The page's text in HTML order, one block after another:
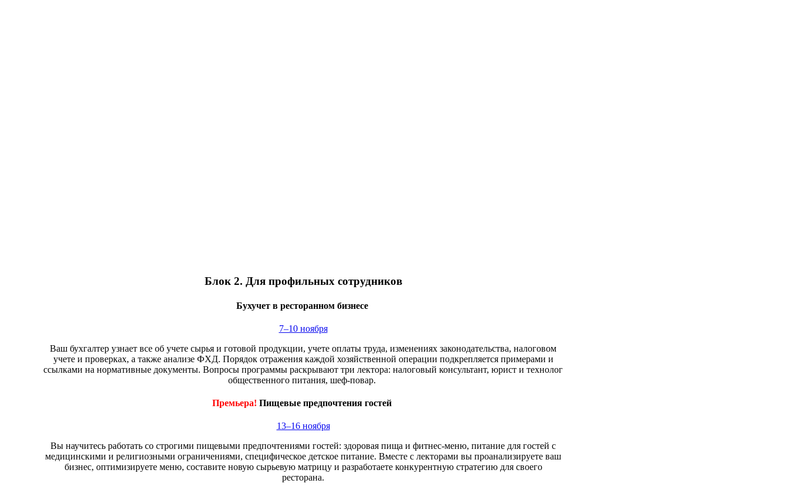
Блок 2. Для профильных сотрудников
Бухучет в ресторанном бизнесе
7–10 ноября
Ваш бухгалтер узнает все об учете сырья и готовой продукции, учете оплаты труда, изменениях законодательства, налоговом
учете и проверках, а также анализе ФХД. Порядок отражения каждой хозяйственной операции подкрепляется примерами и
ссылками на нормативные документы. Вопросы программы раскрывают три лектора: налоговый консультант, юрист и технолог
общественного питания, шеф-повар.
Премьера! Пищевые предпочтения гостей
13–16 ноября
Вы научитесь работать со строгими пищевыми предпочтениями гостей: здоровая пища и фитнес-меню, питание для гостей с
медицинскими и религиозными ограничениями, специфическое детское питание. Вместе с лекторами вы проанализируете ваш
бизнес, оптимизируете меню, составите новую сырьевую матрицу и разработаете конкурентную стратегию для своего
ресторана.